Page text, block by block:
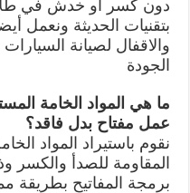
دون كسر أو خدش في طلاء
بتقنيات الحديثة ونعمل
والاقفال لصيانة
الجودة
ما هي المواد الخامة
عمل مفتاح بدل فاقد؟
نقوم باستيراد المواد
المقاومة للصدأ
برمجة المفاتيح بطريقة